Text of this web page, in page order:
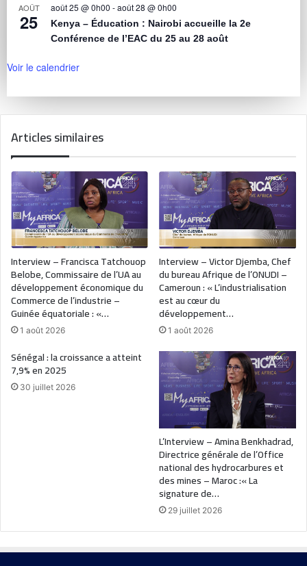
AOÛT
25
août 25 @ 0h00 -août 28 @ 0h00
Kenya – Éducation : Nairobi accueille la 2e
Conférence de l’EAC du 25 au 28 août
Voir le calendrier
Articles similaires
Interview – Francisca Tatchouop
Belobe, Commissaire de l’UA au
développement économique du
Commerce de l’industrie –
Guinée équatoriale : «…
1 août 2026
Interview – Victor Djemba, Chef
du bureau Afrique de l’ONUDI –
Cameroun : « L’industrialisation
est au cœur du
développement…
1 août 2026
Sénégal : la croissance a atteint
7,9% en 2025
30 juillet 2026
L’Interview – Amina Benkhadrad,
Directrice générale de l’Office
national des hydrocarbures et
des mines – Maroc :« La
signature de…
29 juillet 2026